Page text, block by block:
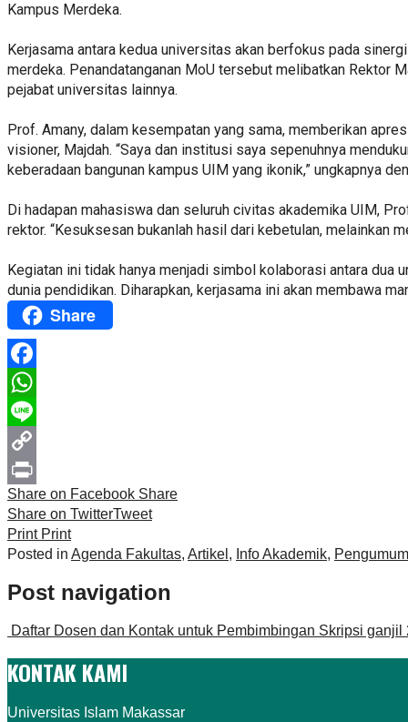
Kampus Merdeka.
Kerjasama antara kedua universitas akan berfokus pada
merdeka. Penandatanganan MoU tersebut melibatkan Rektor
pejabat universitas lainnya.
Prof. Amany, dalam kesempatan yang sama, memberikan
visioner, Majdah. “Saya dan institusi saya sepenuhnya
keberadaan bangunan kampus UIM yang ikonik,” ungkapnya
Di hadapan mahasiswa dan seluruh civitas akademika UIM,
rektor. “Kesuksesan bukanlah hasil dari kebetulan, melainkan
Kegiatan ini tidak hanya menjadi simbol kolaborasi antara
dunia pendidikan. Diharapkan, kerjasama ini akan membawa
Share
Facebook
WhatsApp
Line
Copy
Link
Print
Share on Facebook Share
Share on TwitterTweet
Print Print
Posted in Agenda Fakultas, Artikel , Info Akademik,
Post navigation
Daftar Dosen dan Kontak untuk Pembimbingan Skripsi ganjil
KONTAK KAMI
Universitas Islam Makassar